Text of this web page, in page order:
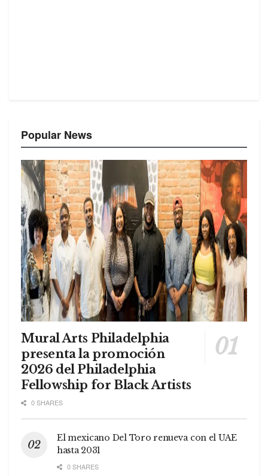
Popular News
Mural Arts Philadelphia
presenta la promoción
2026 del Philadelphia
Fellowship for Black Artists
0 SHARES
El mexicano Del Toro renueva con el UAE
hasta 2031
0 SHARES